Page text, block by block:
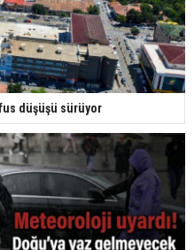
düşüşü sürüyor